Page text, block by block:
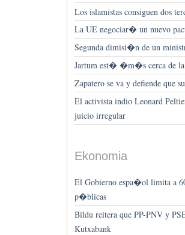
Los islamistas consiguen dos
La UE negociar� un nuevo
Segunda dimisi�n de un
Jartum est� �m�s cerca de
Zapatero se va y defiende que
El activista indio Leonard
juicio irregular
Ekonomia
El Gobierno espa�ol limita a
p�blicas
Bildu reitera que PP-PNV y
Kutxabank